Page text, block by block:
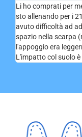
Li ho comprati per
sto allenando per i
avuto difficoltà ad
spazio nella scarpa
l'appoggio era
L'impatto col suolo